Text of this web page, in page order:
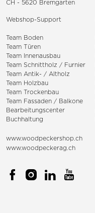
CH - 5620 Bremgarten
Webshop-Support
Team Boden
Team Türen
Team Innenausbau
Team Schnittholz / Furnier
Team Antik- / Altholz
Team Holzbau
Team Trockenbau
Team Fassaden / Balkone
Bearbeitungscenter
Buchhaltung
www.woodpeckershop.ch
www.woodpeckerag.ch